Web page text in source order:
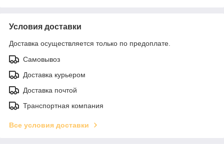
Условия доставки
Доставка осуществляется только по предоплате.
Самовывоз
Доставка курьером
Доставка почтой
Транспортная компания
Все условия доставки